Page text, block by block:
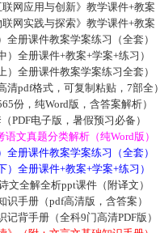
网应用与创新》教学课件+教案
网实践与探索》教学课件+教案
全册课件教案学案练习（全套）
全册课件+教案+学案+练习）
）全册课件教案学案练习全套）
清pdf格式，可复制粘贴，7部全）
份，纯Word版，含答案解析）
PDF电子版，暑假预习必备）
文真题分类解析（纯Word版）
全册课件教案学案练习（全套）
全册课件+教案+学案+练习）
文全解全析ppt课件（附译文）
识手册（pdf高清版，含答案）
背手册（全科9门高清PDF版）